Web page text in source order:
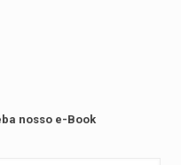
nosso e-Book